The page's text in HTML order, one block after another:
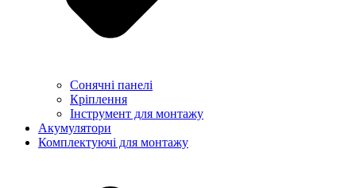
Сонячні панелі
Кріплення
Інструмент для монтажу
Акумулятори
Комплектуючі для монтажу